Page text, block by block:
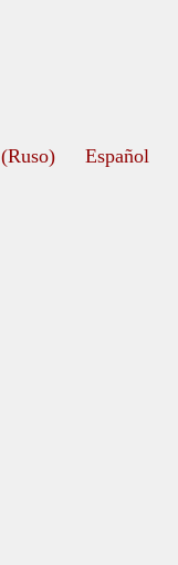
(Ruso) Español